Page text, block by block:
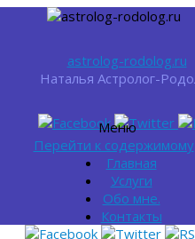
astrolog-rodolog.ru
Наталья Астролог-
Меню
Перейти к содержимому
Главная
Услуги
Обо мне.
Контакты